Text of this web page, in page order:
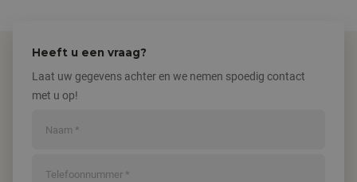
Heeft u een vraag?
Laat uw gegevens achter en we nemen spoedig contact
met u op!